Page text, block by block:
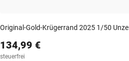
Original-Gold-Krügerrand 2025 1/50 Unze
134,99 €
steuerfrei